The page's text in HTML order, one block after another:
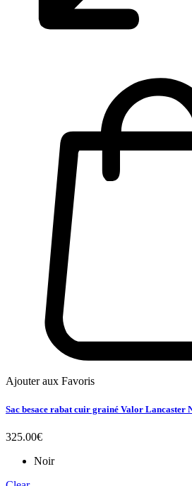
Ajouter aux Favoris
Sac besace rabat cuir grainé Valor Lancaster
325.00€
Noir